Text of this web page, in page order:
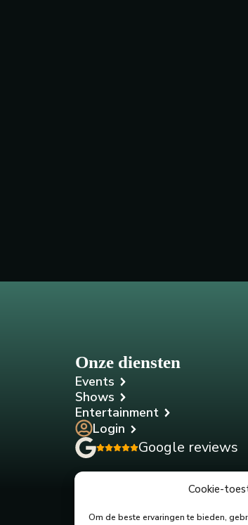
Cookie-
Om de beste ervaringen te bieden,
Onze diensten
Events
Shows
Entertainment
Login
Google reviews